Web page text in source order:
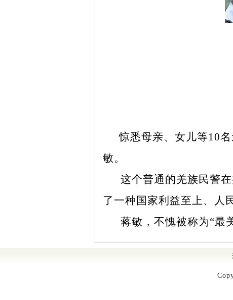
惊悉母亲、女儿等10
敏。
这个普通的羌族民警在
了一种国家利益至上、人
蒋敏，不愧被称为“最美